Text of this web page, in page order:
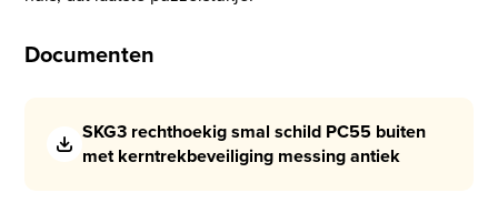
Documenten
SKG3 rechthoekig smal schild PC55 buiten
met kerntrekbeveiliging messing antiek